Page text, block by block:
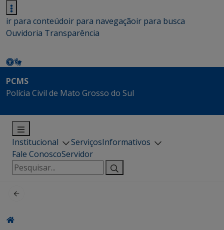
ir para conteúdoir para navegaçãoir para busca
Ouvidoria Transparência
PCMS
Polícia Civil de Mato Grosso do Sul
Institucional ServiçosInformativos
Fale ConoscoServidor
Pesquisar
por: